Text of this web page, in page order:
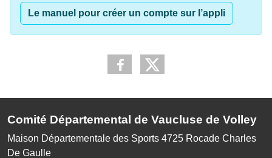
Le manuel pour créer un compte sur l’appli
Comité Départemental de Vaucluse de Volley
Maison Départementale des Sports 4725 Rocade Charles
De Gaulle